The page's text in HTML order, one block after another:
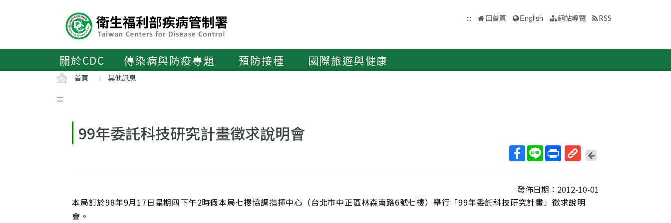
區
::: 回首頁 English 網站導覽 RSS
關於CDC 傳染病與防疫專題 預防接種 國際旅遊與健康
首頁 其他訊息
:::
99年委託科技研究計畫徵求說明會
短
網
回
上
頁
發佈日期：2012-10-01
本局訂於98年9月17日星期四下午2時假本局七樓協調指揮中心（台北市中正區林森南路6號七樓）舉行「99年委託科技研究計畫」徵求說明
會。